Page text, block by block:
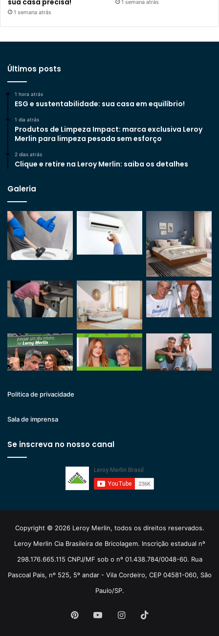
1 semana atrás
1 semana atrás
Últimos posts
1 hora atrás
ESG e sustentabilidade: sua casa em equilíbrio!
1 dia atrás
Produtos de Limpeza Impact: marca exclusiva Leroy
Merlin para limpeza pesada sem esforço
2 dias atrás
Clique e retire na Leroy Merlin: saiba os detalhes
Galeria
Politica de privacidade
Sala de imprensa
Se inscreva no nosso canal
Copyright © 2026 Leroy Merlin, todos os direitos reservados.
Leroy Merlin Cia Brasileira de Bricolagem. Inscrição estadual nº
298.176.665.115 CNPJ/MF sob o nº 01.438.784/0048-60. Rua
Pascoal Pais, nº 525, 5º andar - Vila Cordeiro, CEP 04581-060, São
Paulo/SP.
PinterestYouTubeInstagram